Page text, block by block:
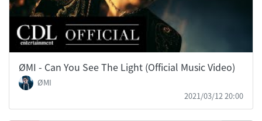
ØMI - Can You See The Light (Official Music Video)
ØMI
2021/03/12 20:00